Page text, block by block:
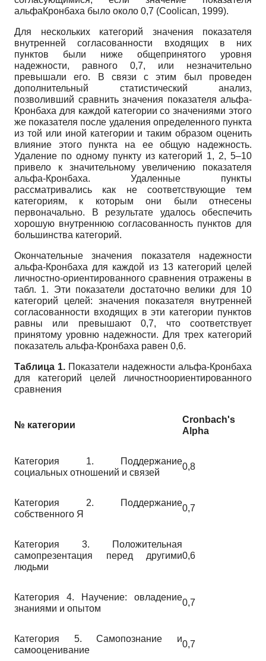
альфаКронбаха было около 0,7 (Coolican, 1999).
Для нескольких категорий значения показателя
внутренней согласованности входящих в них
пунктов были ниже общепринятого уровня
надежности, равного 0,7, или незначительно
превышали его. В связи с этим был проведен
дополнительный статистический анализ,
позволивший сравнить значения показателя альфа-
Кронбаха для каждой категории со значениями этого
же показателя после удаления определенного пункта
из той или иной категории и таким образом оценить
влияние этого пункта на ее общую надежность.
Удаление по одному пункту из категорий 1, 2, 5–10
привело к значительному увеличению показателя
альфа-Кронбаха. Удаленные пункты
рассматривались как не соответствующие тем
категориям, к которым они были отнесены
первоначально. В результате удалось обеспечить
хорошую внутреннюю согласованность пунктов для
большинства категорий.
Окончательные значения показателя надежности
альфа-Кронбаха для каждой из 13 категорий целей
личностно-ориентированного сравнения отражены в
табл. 1. Эти показатели достаточно велики для 10
категорий целей: значения показателя внутренней
согласованности входящих в эти категории пунктов
равны или превышают 0,7, что соответствует
принятому уровню надежности. Для трех категорий
показатель альфа-Кронбаха равен 0,6.
Таблица 1. Показатели надежности альфа-Кронбаха
для категорий целей личностноориентированного
сравнения
№ категории
Cronbach's
Alpha
Категория 1. Поддержание
социальных отношений и связей
0,8
Категория 2. Поддержание
собственного Я
0,7
Категория 3. Положительная
самопрезентация перед другими
людьми
0,6
Категория 4. Научение: овладение
знаниями и опытом
0,7
Категория 5. Самопознание и
самооценивание
0,7